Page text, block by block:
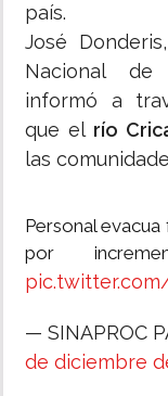
país.
José
Nacional
informó a
que el río
las
Personal
por
— SINAPROC
de diciembre